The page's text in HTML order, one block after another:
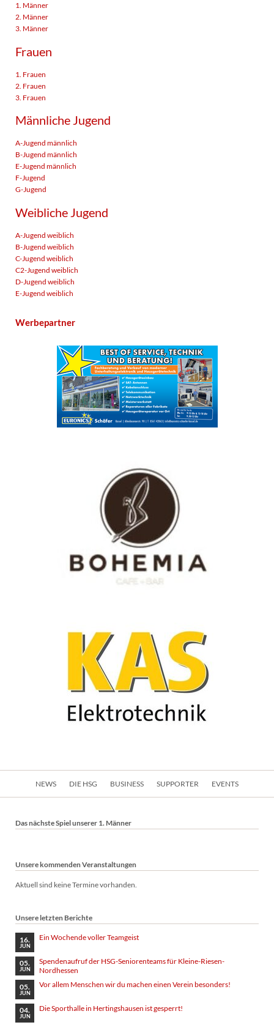
1. Männer
2. Männer
3. Männer
Frauen
1. Frauen
2. Frauen
3. Frauen
Männliche Jugend
A-Jugend männlich
B-Jugend männlich
E-Jugend männlich
F-Jugend
G-Jugend
Weibliche Jugend
A-Jugend weiblich
B-Jugend weiblich
C-Jugend weiblich
C2-Jugend weiblich
D-Jugend weiblich
E-Jugend weiblich
Werbepartner
Navigation
NEWS DIE HSG BUSINESS SUPPORTER EVENTS
Das nächste Spiel unserer 1. Männer
Unsere kommenden Veranstaltungen
Aktuell sind keine Termine vorhanden.
Unsere letzten Berichte
16.
JUN
Ein Wochende voller Teamgeist
05.
JUN
Spendenaufruf der HSG-Seniorenteams für Kleine-Riesen-
Nordhessen
05.
JUN
Vor allem Menschen wir du machen einen Verein besonders!
04.
JUN
Die Sporthalle in Hertingshausen ist gesperrt!